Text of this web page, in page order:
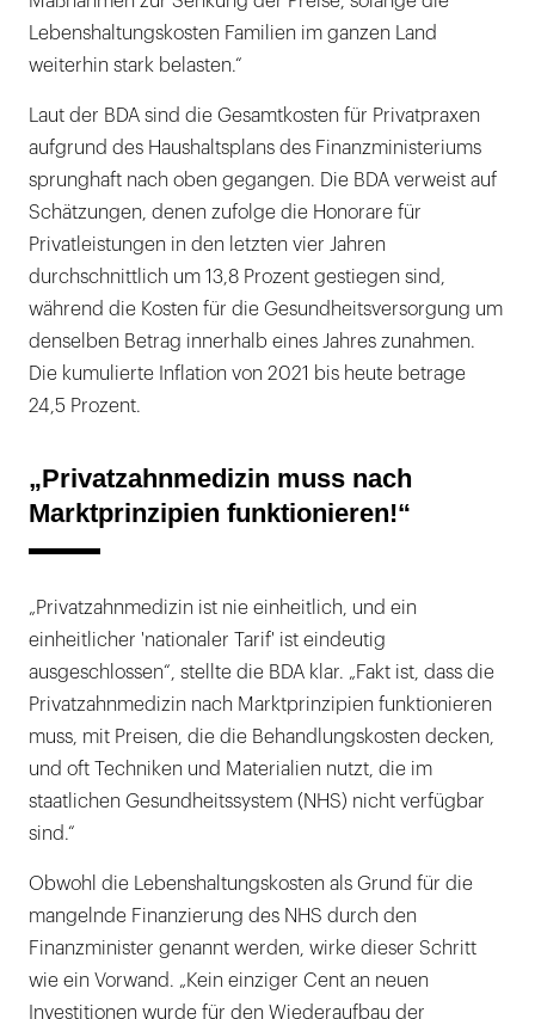
Lebenshaltungskosten Familien im ganzen Land
weiterhin stark belasten.“
Laut der BDA sind die Gesamtkosten für Privatpraxen
aufgrund des Haushaltsplans des Finanzministeriums
sprunghaft nach oben gegangen. Die BDA verweist auf
Schätzungen, denen zufolge die Honorare für
Privatleistungen in den letzten vier Jahren
durchschnittlich um 13,8 Prozent gestiegen sind,
während die Kosten für die Gesundheitsversorgung um
denselben Betrag innerhalb eines Jahres zunahmen.
Die kumulierte Inflation von 2021 bis heute betrage
24,5 Prozent.
„Privatzahnmedizin muss nach
Marktprinzipien funktionieren!“
„Privatzahnmedizin ist nie einheitlich, und ein
einheitlicher 'nationaler Tarif' ist eindeutig
ausgeschlossen“, stellte die BDA klar. „Fakt ist, dass die
Privatzahnmedizin nach Marktprinzipien funktionieren
muss, mit Preisen, die die Behandlungskosten decken,
und oft Techniken und Materialien nutzt, die im
staatlichen Gesundheitssystem (NHS) nicht verfügbar
sind.“
Obwohl die Lebenshaltungskosten als Grund für die
mangelnde Finanzierung des NHS durch den
Finanzminister genannt werden, wirke dieser Schritt
wie ein Vorwand. „Kein einziger Cent an neuen
Investitionen wurde für den Wiederaufbau der